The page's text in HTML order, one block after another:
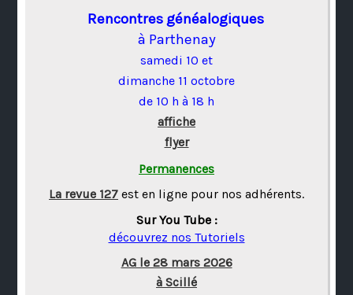
Rencontres généalogiques
à Parthenay
samedi 10 et
dimanche 11 octobre
de 10 h à 18 h
affiche
flyer
Permanences
La revue 127 est en ligne pour nos adhérents.
Sur You Tube :
découvrez nos Tutoriels
AG le 28 mars 2026
à Scillé